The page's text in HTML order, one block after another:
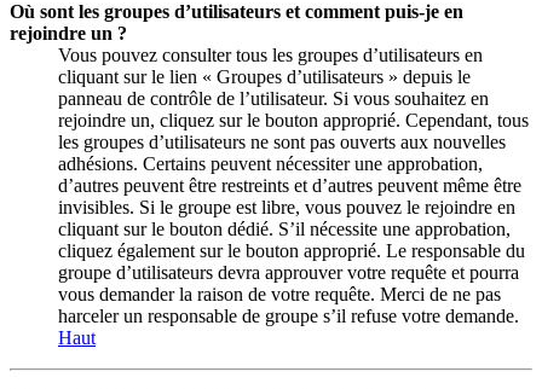
Où sont les groupes d’utilisateurs et comment puis-je en
rejoindre un ?
Vous pouvez consulter tous les groupes d’utilisateurs en
cliquant sur le lien « Groupes d’utilisateurs » depuis le
panneau de contrôle de l’utilisateur. Si vous souhaitez en
rejoindre un, cliquez sur le bouton approprié. Cependant, tous
les groupes d’utilisateurs ne sont pas ouverts aux nouvelles
adhésions. Certains peuvent nécessiter une approbation,
d’autres peuvent être restreints et d’autres peuvent même être
invisibles. Si le groupe est libre, vous pouvez le rejoindre en
cliquant sur le bouton dédié. S’il nécessite une approbation,
cliquez également sur le bouton approprié. Le responsable du
groupe d’utilisateurs devra approuver votre requête et pourra
vous demander la raison de votre requête. Merci de ne pas
harceler un responsable de groupe s’il refuse votre demande.
Haut